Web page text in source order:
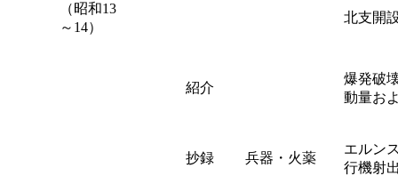
（昭和13
～14）
北支開
紹介
爆発破
動量お
抄録 兵器・火薬
エルン
行機射